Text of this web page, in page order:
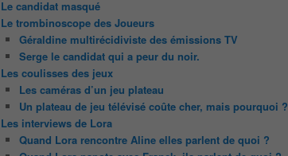
Le candidat masqué
Le trombinoscope des Joueurs
Géraldine multirécidiviste des émissions TV
Serge le candidat qui a peur du noir.
Les coulisses des jeux
Les caméras d’un jeu plateau
Un plateau de jeu télévisé coûte cher, mais pourquoi ?
Les interviews de Lora
Quand Lora rencontre Aline elles parlent de quoi ?